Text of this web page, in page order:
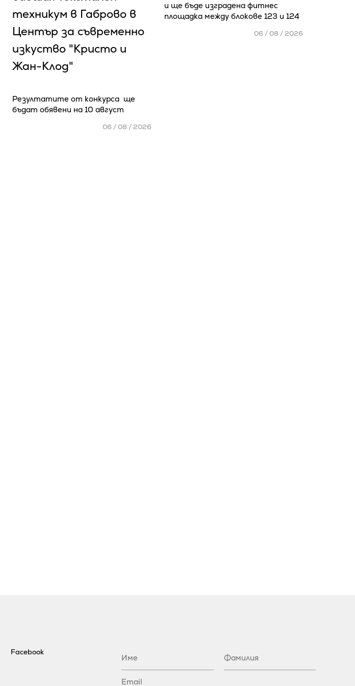
техникум в Габрово в
Център за съвременно
изкуство "Кристо и
Жан-Клод"
Резултатите от конкурса ще
бъдат обявени на 10 август
06 / 08 / 2026
и ще бъде изградена фитнес
площадка между блокове 123 и 124
06 / 08 / 2026
Facebook